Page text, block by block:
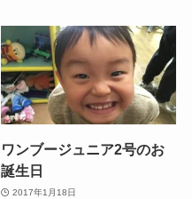
ワンブージュニア2号のお
誕生日
2017年1月18日